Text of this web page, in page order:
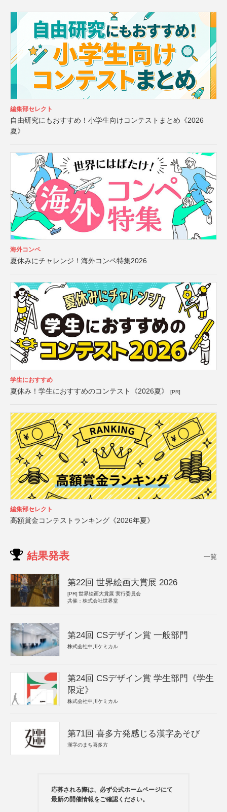
編集部セレクト
自由研究にもおすすめ！小学生向けコンテストまとめ《2026
夏》
海外コンペ
夏休みにチャレンジ！海外コンペ特集2026
学生におすすめ
夏休み！学生におすすめのコンテスト《2026夏》 [PR]
編集部セレクト
高額賞金コンテストランキング《2026年夏》
結果発表 一覧
第22回 世界絵画大賞展 2026
[PR] 世界絵画大賞展 実行委員会
共催：株式会社世界堂
第24回 CSデザイン賞 一般部門
株式会社中川ケミカル
第24回 CSデザイン賞 学生部門《学生
限定》
株式会社中川ケミカル
第71回 喜多方発感じる漢字あそび
漢字のまち喜多方
応募される際は、必ず公式ホームページにて
最新の開催情報をご確認ください。